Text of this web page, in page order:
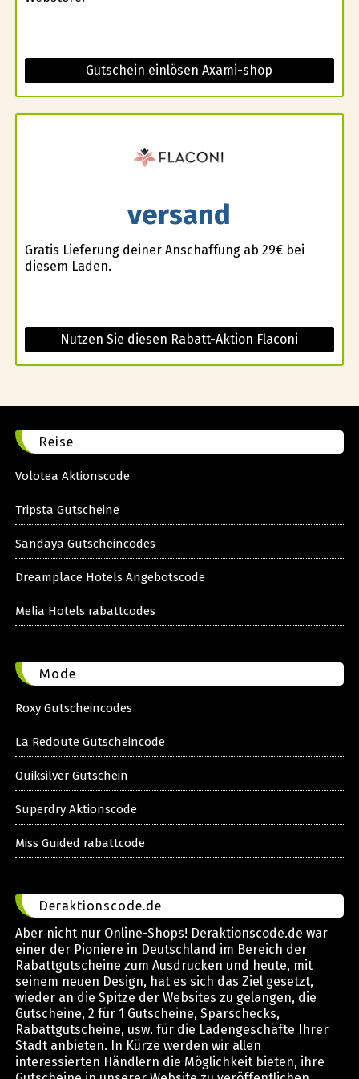
Gutschein einlösen Axami-shop
versand
Gratis Lieferung deiner Anschaffung ab 29€ bei
diesem Laden.
Nutzen Sie diesen Rabatt-Aktion Flaconi
Reise
Volotea Aktionscode
Tripsta Gutscheine
Sandaya Gutscheincodes
Dreamplace Hotels Angebotscode
Melia Hotels rabattcodes
Mode
Roxy Gutscheincodes
La Redoute Gutscheincode
Quiksilver Gutschein
Superdry Aktionscode
Miss Guided rabattcode
Deraktionscode.de
Aber nicht nur Online-Shops! Deraktionscode.de war
einer der Pioniere in Deutschland im Bereich der
Rabattgutscheine zum Ausdrucken und heute, mit
seinem neuen Design, hat es sich das Ziel gesetzt,
wieder an die Spitze der Websites zu gelangen, die
Gutscheine, 2 für 1 Gutscheine, Sparschecks,
Rabattgutscheine, usw. für die Ladengeschäfte Ihrer
Stadt anbieten. In Kürze werden wir allen
interessierten Händlern die Möglichkeit bieten, ihre